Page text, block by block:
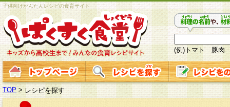
子供向けかんたんレシピの食育サイト
(例)トマト 豚肉
TOP > レシピを探す